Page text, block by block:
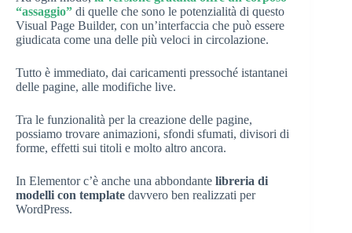
“assaggio” di quelle che sono le potenzialità di questo
Visual Page Builder, con un’interfaccia che può essere
giudicata come una delle più veloci in circolazione.
Tutto è immediato, dai caricamenti pressoché istantanei
delle pagine, alle modifiche live.
Tra le funzionalità per la creazione delle pagine,
possiamo trovare animazioni, sfondi sfumati, divisori di
forme, effetti sui titoli e molto altro ancora.
In Elementor c’è anche una abbondante libreria di
modelli con template davvero ben realizzati per
WordPress.